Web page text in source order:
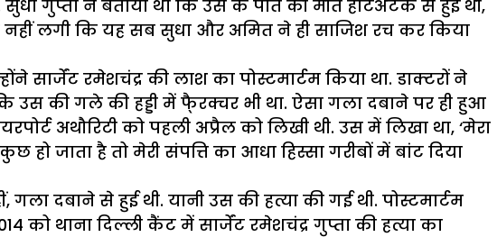
सुधा गुप्ता ने बताया था कि उस के पति की मौत हार्टअटैक से हुई थी,
लगी कि यह सब सुधा और अमित ने ही साजिश रच कर किया
रमेशचंद्र की लाश का पोस्टमार्टम किया था. डाक्टरों ने
उस की गले की हड्डी में फै्रक्चर भी था. ऐसा गला दबाने पर ही हुआ
अथौरिटी को पहली अप्रैल को लिखी थी. उस में लिखा था, ‘मेरा
जाता है तो मेरी संपत्ति का आधा हिस्सा गरीबों में बांट दिया
गला दबाने से हुई थी. यानी उस की हत्या की गई थी. पोस्टमार्टम
को थाना दिल्ली कैंट में सार्जेंट रमेशचंद्र गुप्ता की हत्या का